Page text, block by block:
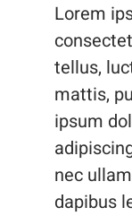
Lorem
tellus,
mattis,
ipsum
nec
dapibus